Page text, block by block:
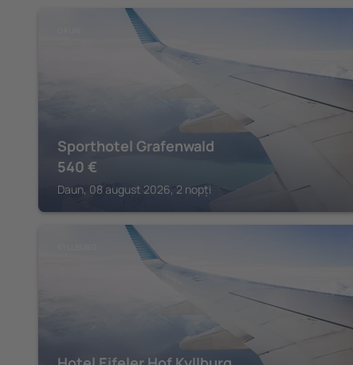
Sporthotel Grafenwald
540 €
Daun, 08 august 2026, 2 nopți